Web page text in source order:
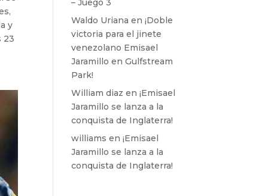
y
23
– Juego 3
Waldo Uriana en¡Doble
victoria para el jinete
venezolano Emisael
Jaramillo en Gulfstream
Park!
William diaz en¡Emisael
Jaramillo se lanza a la
conquista de Inglaterra!
williams en¡Emisael
Jaramillo se lanza a la
conquista de Inglaterra!